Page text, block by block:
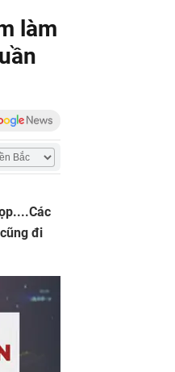
làm
đi